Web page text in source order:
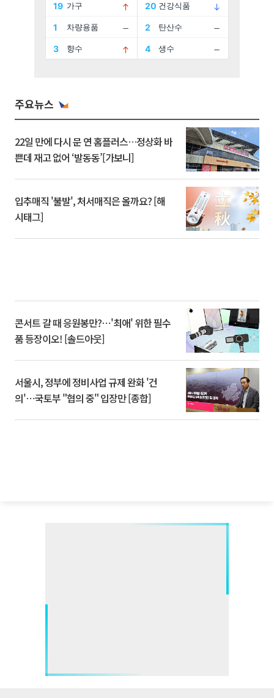
주요뉴스
22일 만에 다시 문 연 홈플러스…정상화 바
쁜데 재고 없어 ‘발동동’[가보니]
입추매직 '불발', 처서매직은 올까요? [해
시태그]
콘서트 갈 때 응원봉만?⋯'최애' 위한 필수
품 등장이오! [솔드아웃]
서울시, 정부에 정비사업 규제 완화 '건
의'⋯국토부 "협의 중" 입장만 [종합]